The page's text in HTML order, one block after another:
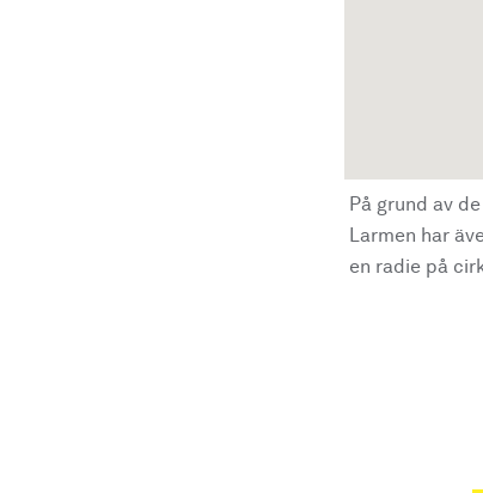
På grund av
Larmen har
en radie på